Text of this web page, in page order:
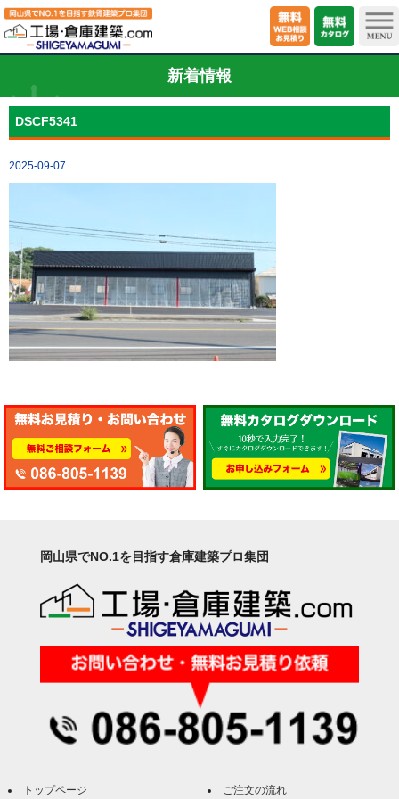
新着情報
DSCF5341
2025-09-07
岡山県でNO.1を目指す倉庫建築プロ集団
トップページ ご注文の流れ